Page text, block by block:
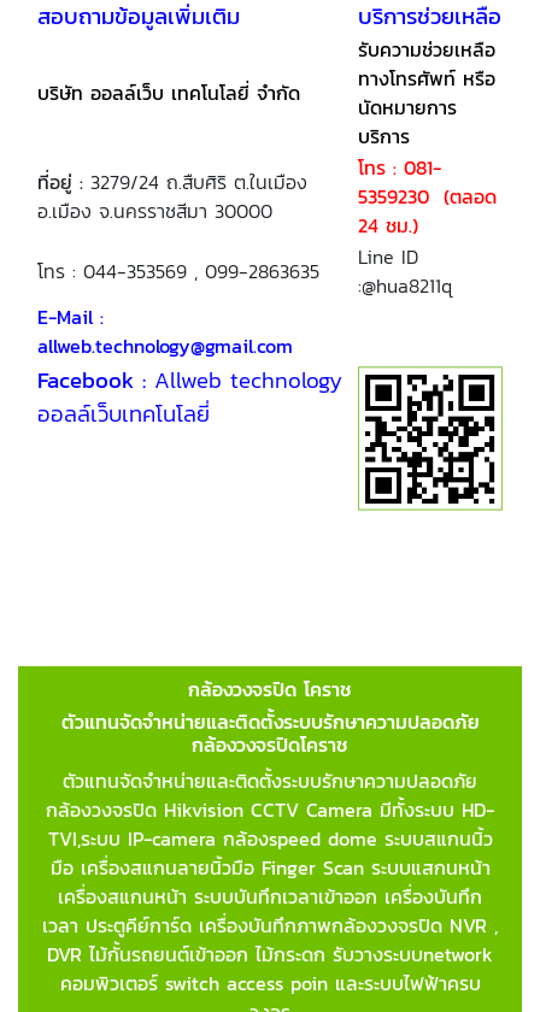
สอบถามข้อมูลเพิ่มเติม บริการช่วยเหลือ
บริษัท ออลล์เว็บ เทคโนโลยี่ จำกัด
รับความช่วยเหลือ
ทางโทรศัพท์ หรือ
นัดหมายการ
บริการ
ที่อยู่ : 3279/24 ถ.สืบศิริ ต.ในเมือง
อ.เมือง จ.นครราชสีมา 30000
โทร : 081-
5359230 (ตลอด
24 ชม.)
โทร : 044-353569 , 099-2863635
Line ID
:@hua8211q
E-Mail :
allweb.technology@gmail.com
Facebook : Allweb technology
ออลล์เว็บเทคโนโลยี่
กล้องวงจรปิด โคราช
ตัวแทนจัดจำหน่ายและติดตั้งระบบรักษาความปลอดภัย
กล้องวงจรปิดโคราช
ตัวแทนจัดจำหน่ายและติดตั้งระบบรักษาความปลอดภัย
กล้องวงจรปิด Hikvision CCTV Camera มีทั้งระบบ HD-
TVI,ระบบ IP-camera กล้องspeed dome ระบบสแกนนิ้ว
มือ เครื่องสแกนลายนิ้วมือ Finger Scan ระบบแสกนหน้า
เครื่องสแกนหน้า ระบบบันทึกเวลาเข้าออก เครื่องบันทึก
เวลา ประตูคีย์การ์ด เครื่องบันทึกภาพกล้องวงจรปิด NVR ,
DVR ไม้กั้นรถยนต์เข้าออก ไม้กระดก รับวางระบบnetwork
คอมพิวเตอร์ switch access poin และระบบไฟฟ้าครบ